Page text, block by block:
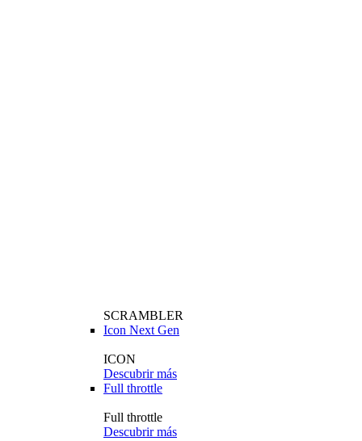
SCRAMBLER
Icon Next Gen
ICON
Descubrir más
Full throttle
Full throttle
Descubrir más